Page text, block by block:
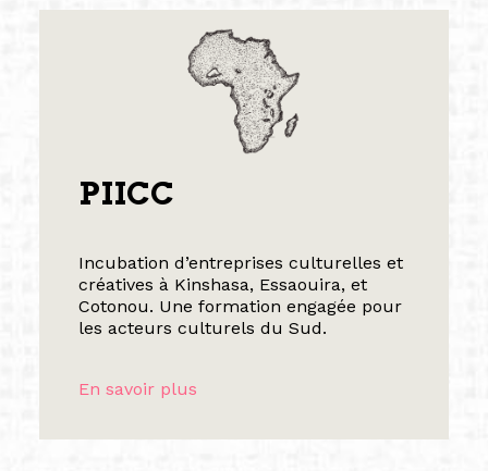
PIICC
Incubation d’entreprises culturelles et
créatives à Kinshasa, Essaouira, et
Cotonou. Une formation engagée pour
les acteurs culturels du Sud.
En savoir plus